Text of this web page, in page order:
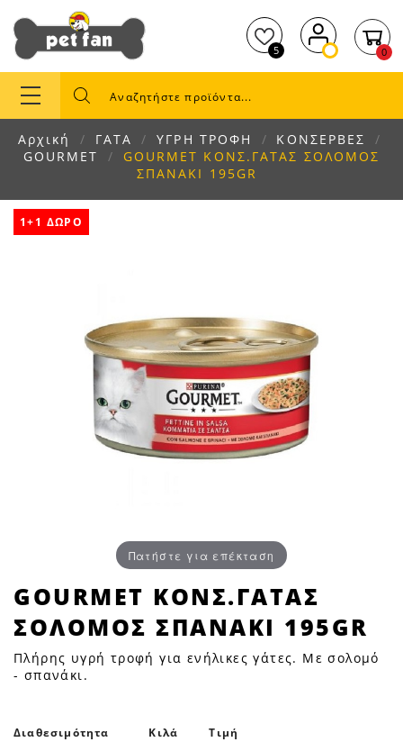
5 0
Αρχική ΓΑΤΑ ΥΓΡΗ ΤΡΟΦΗ
ΚΟΝΣΕΡΒΕΣ
GOURMET
GOURMET ΚΟΝΣ.ΓΑΤΑΣ ΣΟΛΟΜΟΣ
ΣΠΑΝΑΚΙ 195GR
1+1 ΔΩΡΟ
Πατήστε για επέκταση
GOURMET
ΚΟΝΣ.ΓΑΤΑΣ
ΣΟΛΟΜΟΣ
ΣΠΑΝΑΚΙ
195GR
GOURMET ΚΟΝΣ.ΓΑΤΑΣ
ΣΟΛΟΜΟΣ ΣΠΑΝΑΚΙ 195GR
Πλήρης υγρή τροφή για ενήλικες γάτες. Με σολομό
- σπανάκι.
Διαθεσιμότητα Κιλά Τιμή